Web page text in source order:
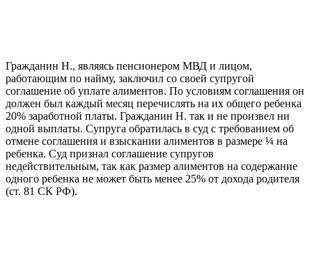
Гражданин Н., являясь пенсионером МВД и лицом,
работающим по найму, заключил со своей супругой
соглашение об уплате алиментов. По условиям соглашения он
должен был каждый месяц перечислять на их общего ребенка
20% заработной платы. Гражданин Н. так и не произвел ни
одной выплаты. Супруга обратилась в суд с требованием об
отмене соглашения и взыскании алиментов в размере ¼ на
ребенка. Суд признал соглашение супругов
недействительным, так как размер алиментов на содержание
одного ребенка не может быть менее 25% от дохода родителя
(ст. 81 СК РФ).